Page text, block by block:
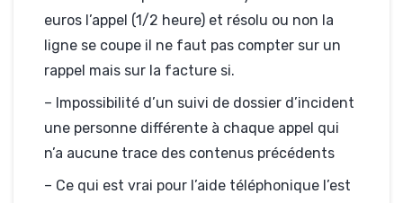
euros l’appel (1/2 heure) et résolu ou non la
ligne se coupe il ne faut pas compter sur un
rappel mais sur la facture si.
– Impossibilité d’un suivi de dossier d’incident
une personne différente à chaque appel qui
n’a aucune trace des contenus précédents
– Ce qui est vrai pour l’aide téléphonique l’est